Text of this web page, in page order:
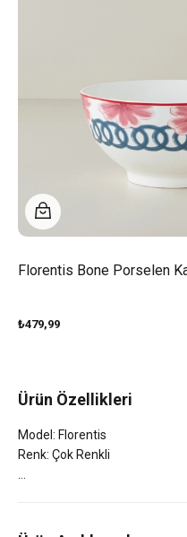
Florentis Bone Porselen
₺479,99
Ürün Özellikleri
Model: Florentis
Renk: Çok Renkli